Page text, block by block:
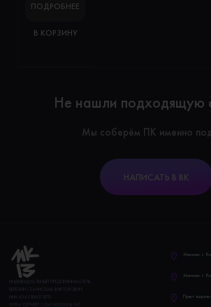
ПОДРОБНЕЕ
В КОРЗИНУ
Не нашли подходящую
Мы соберём ПК именно
НАПИСАТЬ В ВК
ИНН 434581407870
Магазин: г.
Магазин: г.
Пункт